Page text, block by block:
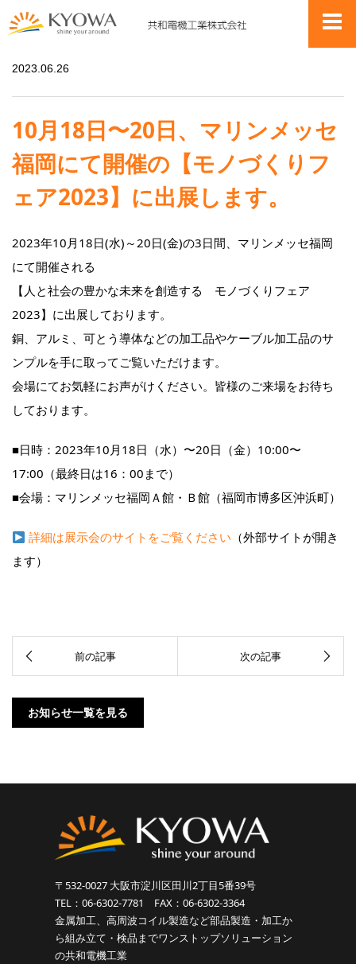
お知らせ
2023.06.26
10月18日〜20日、マリンメッセ
福岡にて開催の【モノづくりフ
ェア2023】に出展します。
2023年10月18日(水)～20日(金)の3日間、マリンメッセ福岡
にて開催される
【人と社会の豊かな未来を創造する モノづくりフェア
2023】に出展しております。
銅、アルミ、可とう導体などの加工品やケーブル加工品のサ
ンプルを手に取ってご覧いただけます。
会場にてお気軽にお声がけください。皆様のご来場をお待ち
しております。
■日時：2023年10月18日（水）〜20日（金）10:00〜
17:00（最終日は16：00まで）
■会場：マリンメッセ福岡Ａ館・Ｂ館（福岡市博多区沖浜町）
詳細は展示会のサイトをご覧ください （外部サイトが開き
ます）
お知らせ一覧を見る
〒532-0027 大阪市淀川区田川2丁目5番39号
TEL：06-6302-7781 FAX：06-6302-3364
金属加工、高周波コイル製造など部品製造・加工か
ら組み立て・検品までワンストップソリューション
の共和電機工業